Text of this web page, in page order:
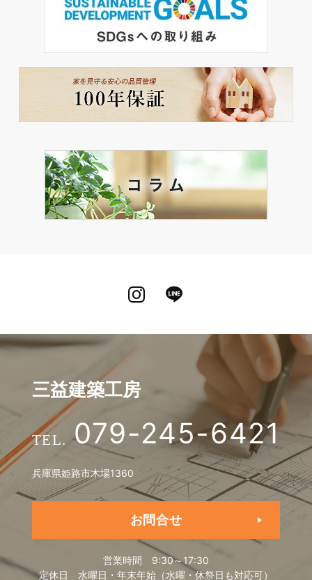
Instagram
三益建築工房
079-245-6421
兵庫県姫路市木場1360
お問合せ
営業時間 9:30～17:30
定休日 水曜日・年末年始（水曜・休祭日も対応可）